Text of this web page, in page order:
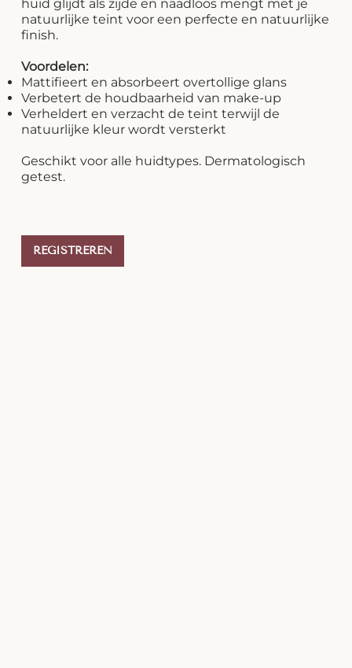
huid glijdt als zijde en naadloos mengt met je
natuurlijke teint voor een perfecte en natuurlijke
finish.
Voordelen:
Mattifieert en absorbeert overtollige glans
Verbetert de houdbaarheid van make-up
Verheldert en verzacht de teint terwijl de
natuurlijke kleur wordt versterkt
Geschikt voor alle huidtypes. Dermatologisch
getest.
REGISTREREN